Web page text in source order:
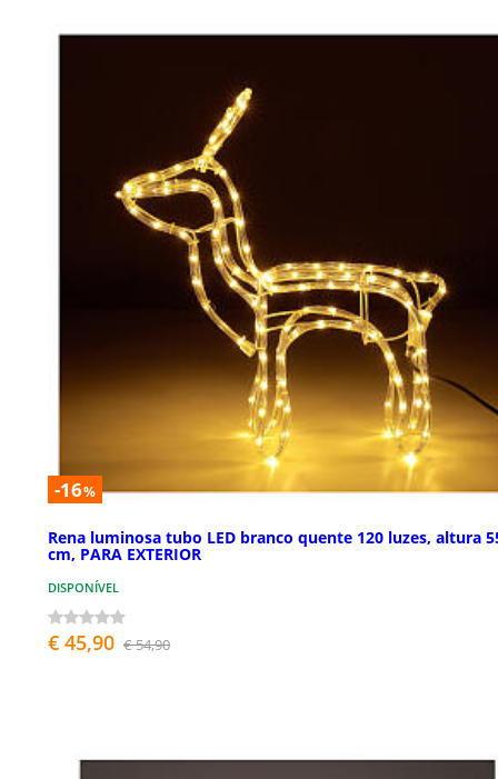
-16%
Rena luminosa tubo LED branco quente 120 luzes, altura
cm, PARA EXTERIOR
DISPONÍVEL
€ 45,90 € 54,90